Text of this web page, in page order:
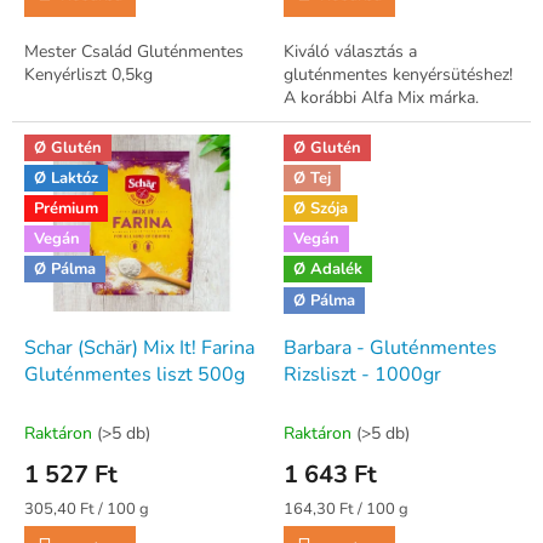
Mester Család Gluténmentes
Kenyérliszt 0,5kg
Kiváló választás a
gluténmentes kenyérsütéshez!
A korábbi Alfa Mix márka.
Ø Glutén
Ø Laktóz
Prémium
Vegán
Ø Pálma
Schar (Schär) Mix It! Farina
Gluténmentes liszt 500g
Raktáron (>5 db)
1 527 Ft
Egységár:
305,40 Ft / 100 g
Ø Glutén
Ø Tej
Ø Szója
Vegán
Ø Adalék
Ø Pálma
Barbara - Gluténmentes
Rizsliszt - 1000gr
Raktáron (>5 db)
1 643 Ft
Egységár:
164,30 Ft / 100 g